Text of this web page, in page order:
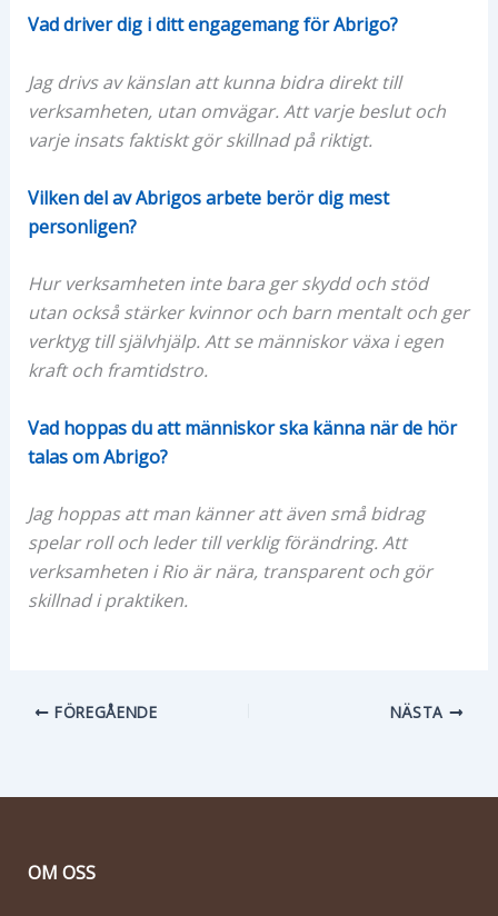
Vad driver dig i ditt engagemang för Abrigo?
Jag drivs av känslan att kunna bidra direkt till
verksamheten, utan omvägar. Att varje beslut och
varje insats faktiskt gör skillnad på riktigt.
Vilken del av Abrigos arbete berör dig mest
personligen?
Hur verksamheten inte bara ger skydd och stöd
utan också stärker kvinnor och barn mentalt och ger
verktyg till självhjälp. Att se människor växa i egen
kraft och framtidstro.
Vad hoppas du att människor ska känna när de hör
talas om Abrigo?
Jag hoppas att man känner att även små bidrag
spelar roll och leder till verklig förändring. Att
verksamheten i Rio är nära, transparent och gör
skillnad i praktiken.
FÖREGÅENDE NÄSTA
OM OSS